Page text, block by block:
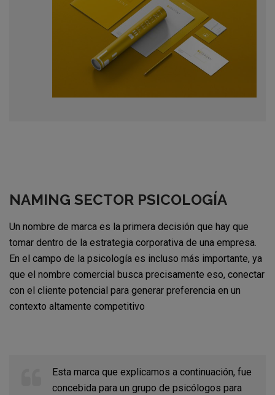
NAMING SECTOR PSICOLOGÍA
Un nombre de marca es la primera decisión que hay que
tomar dentro de la estrategia corporativa de una empresa.
En el campo de la psicología es incluso más importante, ya
que el nombre comercial busca precisamente eso, conectar
con el cliente potencial para generar preferencia en un
contexto altamente competitivo
Esta marca que explicamos a continuación, fue
concebida para un grupo de psicólogos para